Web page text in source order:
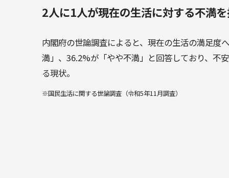
2人に1人が現在の生活に対する不満
内閣府の世論調査によると、現在の生活の満足度
満」、36.2%が「やや不満」と回答しており、不
る現状。
※国民生活に関する世論調査（令和5年11月調査）